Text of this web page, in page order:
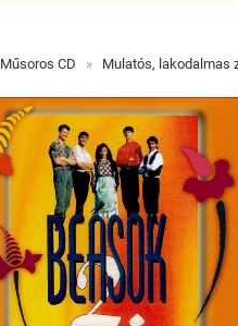
Műsoros CD » Mulatós, lakodalmas